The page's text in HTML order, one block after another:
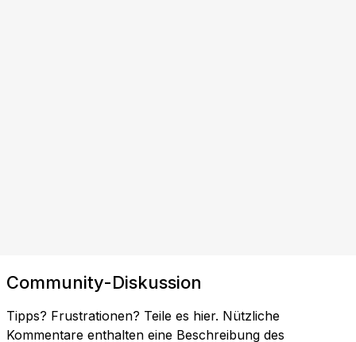
Community-Diskussion
Tipps? Frustrationen? Teile es hier. Nützliche
Kommentare enthalten eine Beschreibung des